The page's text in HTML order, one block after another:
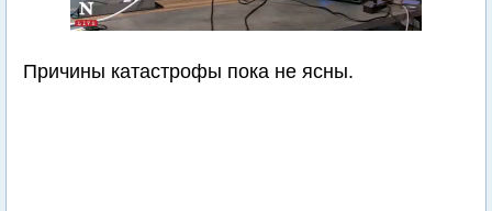
Причины катастрофы пока не ясны.